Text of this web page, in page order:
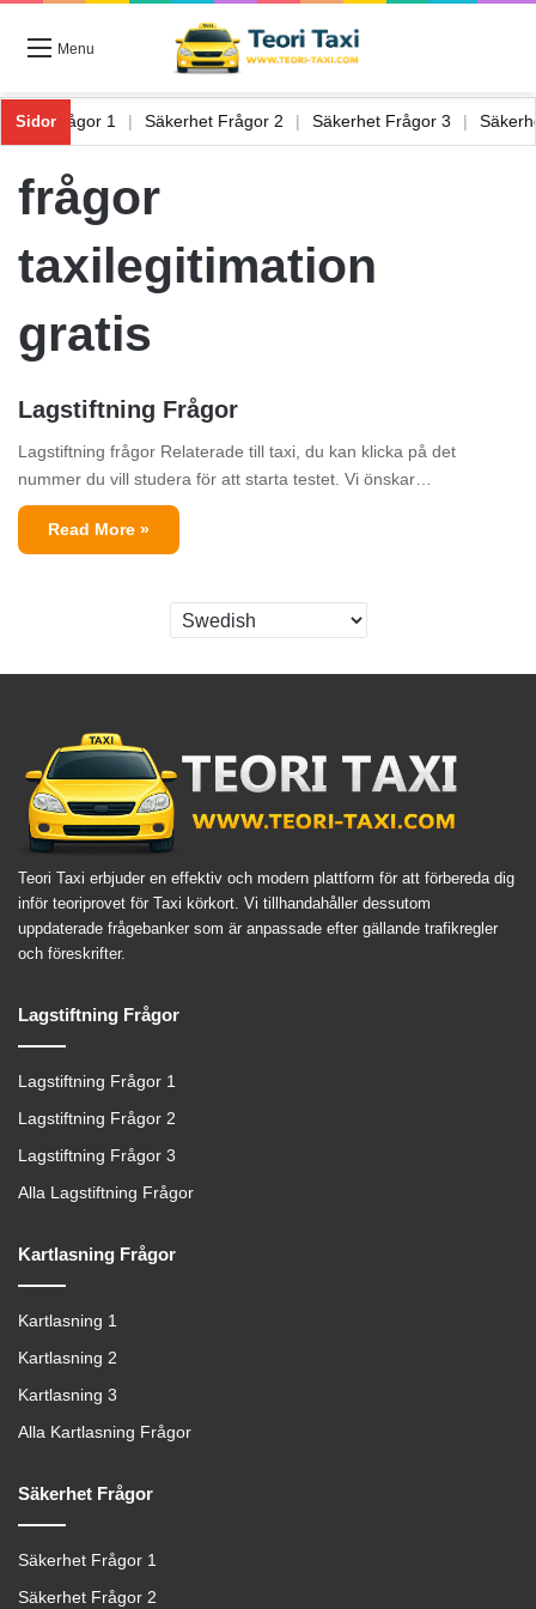
Menu
SidorFrågor 1 Säkerhet Frågor 2 Säkerhet Frågor 3
frågor
taxilegitimation
gratis
Lagstiftning Frågor
Lagstiftning frågor Relaterade till taxi, du kan klicka på det
nummer du vill studera för att starta testet. Vi önskar…
Read More »
Teori Taxi erbjuder en effektiv och modern plattform för att förbereda dig
inför teoriprovet för Taxi körkort. Vi tillhandahåller dessutom
uppdaterade frågebanker som är anpassade efter gällande trafikregler
och föreskrifter.
Lagstiftning Frågor
Lagstiftning Frågor 1
Lagstiftning Frågor 2
Lagstiftning Frågor 3
Alla Lagstiftning Frågor
Kartlasning Frågor
Kartlasning 1
Kartlasning 2
Kartlasning 3
Alla Kartlasning Frågor
Säkerhet Frågor
Säkerhet Frågor 1
Säkerhet Frågor 2